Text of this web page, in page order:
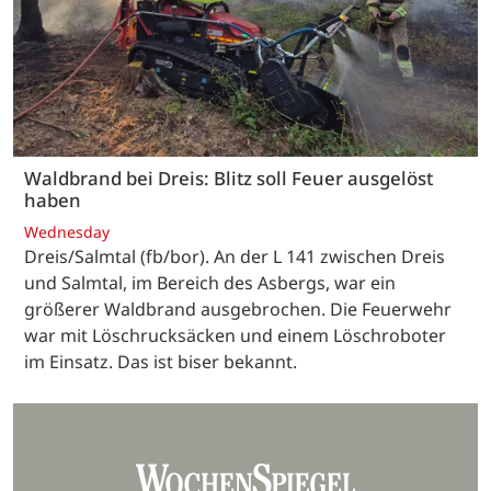
Waldbrand bei Dreis: Blitz soll Feuer ausgelöst
haben
Wednesday
Dreis/Salmtal (fb/bor). An der L 141 zwischen Dreis
und Salmtal, im Bereich des Asbergs, war ein
größerer Waldbrand ausgebrochen. Die Feuerwehr
war mit Löschrucksäcken und einem Löschroboter
im Einsatz. Das ist biser bekannt.